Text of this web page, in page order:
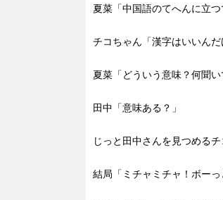
夏菜「中国語のてへんに立つ
チコちゃん「漢字はいいん
夏菜「どういう意味？何聞
田中「意味ある？」
じっと田中さんを見つめるチ
結局「ミチャミチャ！ボー